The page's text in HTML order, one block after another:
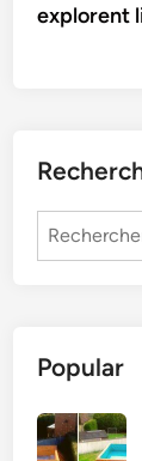
explorent
Rechercher :
Popular